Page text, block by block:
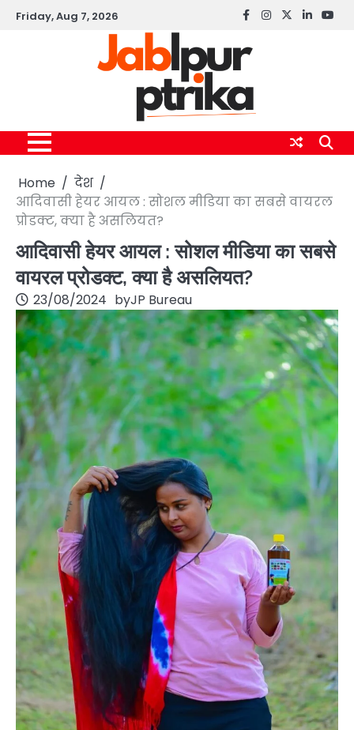
SkipFriday, Aug 7, 2026 Facebook
instagram
twitterlinkedin
Home
देश
आदिवासी हेयर आयल : सोशल मीडिया का सबसे वायरल
प्रोडक्ट, क्या है असलियत?
आदिवासी हेयर आयल : सोशल मीडिया का सबसे
वायरल प्रोडक्ट, क्या है असलियत?
23/08/2024 byJP Bureau